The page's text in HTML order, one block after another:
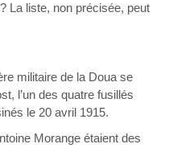
La liste, non précisée, peut
militaire de la Doua se
l’un des quatre fusillés
le 20 avril 1915.
Morange étaient des